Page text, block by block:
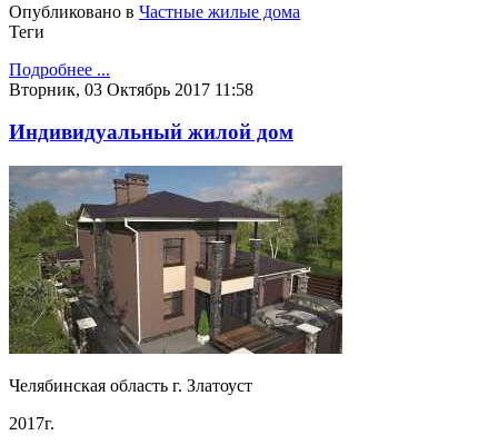
Опубликовано в Частные жилые дома
Теги
Подробнее ...
Вторник, 03 Октябрь 2017 11:58
Индивидуальный жилой дом
Челябинская область г. Златоуст
2017г.